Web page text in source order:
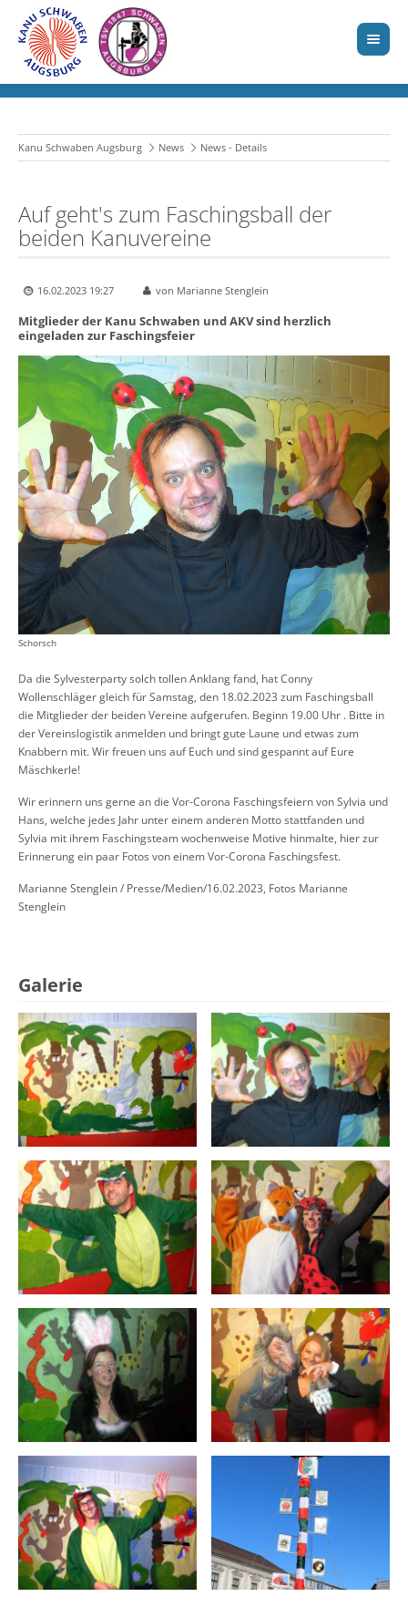
Kanu Schwaben Augsburg News News - Details
Auf geht's zum Faschingsball der
beiden Kanuvereine
16.02.2023 19:27 von Marianne Stenglein
Mitglieder der Kanu Schwaben und AKV sind herzlich
eingeladen zur Faschingsfeier
Schorsch
Da die Sylvesterparty solch tollen Anklang fand, hat Conny
Wollenschläger gleich für Samstag, den 18.02.2023 zum Faschingsball
die Mitglieder der beiden Vereine aufgerufen. Beginn 19.00 Uhr . Bitte in
der Vereinslogistik anmelden und bringt gute Laune und etwas zum
Knabbern mit. Wir freuen uns auf Euch und sind gespannt auf Eure
Mäschkerle!
Wir erinnern uns gerne an die Vor-Corona Faschingsfeiern von Sylvia und
Hans, welche jedes Jahr unter einem anderen Motto stattfanden und
Sylvia mit ihrem Faschingsteam wochenweise Motive hinmalte, hier zur
Erinnerung ein paar Fotos von einem Vor-Corona Faschingsfest.
Marianne Stenglein / Presse/Medien/16.02.2023, Fotos Marianne
Stenglein
Galerie